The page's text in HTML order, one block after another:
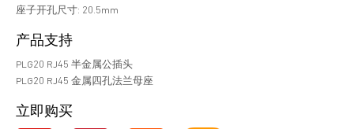
座子开孔尺寸: 20.5mm
产品支持
PLG20 RJ45 半金属公插头
PLG20 RJ45 金属四孔法兰母座
立即购买